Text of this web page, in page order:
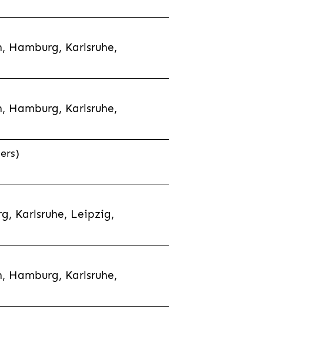
Hamburg, Karlsruhe,
Hamburg, Karlsruhe,
Karlsruhe, Leipzig,
Hamburg, Karlsruhe,